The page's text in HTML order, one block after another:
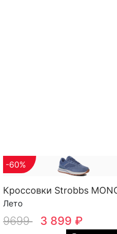
Лето
-60%
9699 3 899 ₽